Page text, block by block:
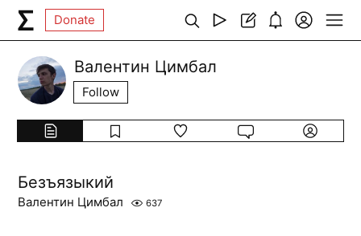
Donate
Валентин Цимбал
Follow
Безъязыкий
Валентин Цимбал 637